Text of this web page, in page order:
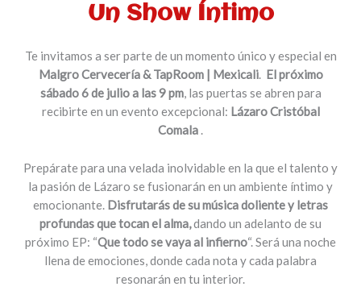
Un Show Íntimo
Te invitamos a ser parte de un momento único y especial en
Malgro Cervecería & TapRoom | Mexicali.El próximo
sábado 6 de julio a las 9 pm, las puertas se abren para
recibirte en un evento excepcional: Lázaro Cristóbal
Comala .
Prepárate para una velada inolvidable en la que el talento y
la pasión de Lázaro se fusionarán en un ambiente íntimo y
emocionante. Disfrutarás de su música doliente y letras
profundas que tocan el alma,dando un adelanto de su
próximo EP: “Que todo se vaya al infierno“. Será una noche
llena de emociones, donde cada nota y cada palabra
resonarán en tu interior.